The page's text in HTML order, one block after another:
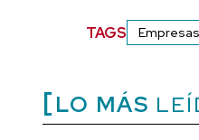
TAGS Empresas
LO MÁS